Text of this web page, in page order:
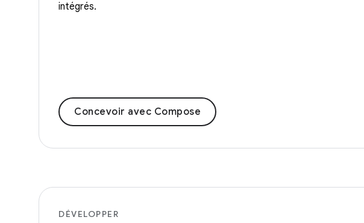
intégrés.
Concevoir avec Compose
DÉVELOPPER